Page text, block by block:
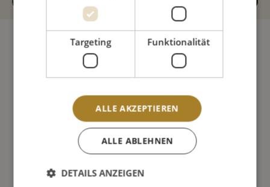
Targeting Funktionalität
ALLE AKZEPTIEREN
ALLE ABLEHNEN
DETAILS ANZEIGEN